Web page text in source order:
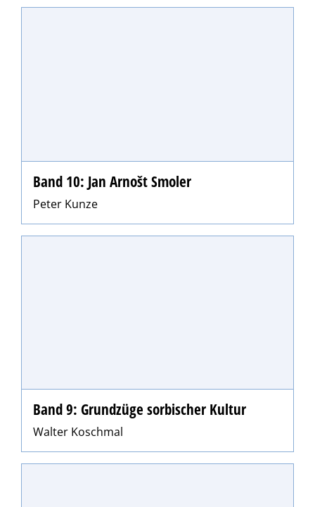
Band 10: Jan Arnošt Smoler
Peter Kunze
Band 9: Grundzüge sorbischer Kultur
Walter Koschmal